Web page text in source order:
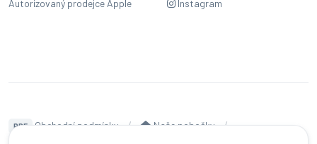
Autorizovaný prodejce Apple
Instagram
PDF Obchodní podmínky
Naše pobočky